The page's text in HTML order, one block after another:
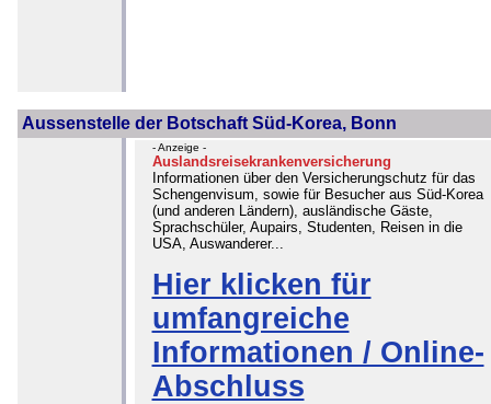
Aussenstelle der Botschaft Süd-Korea, Bonn
- Anzeige -
Auslandsreisekrankenversicherung
Informationen über den Versicherungschutz für das
Schengenvisum, sowie für Besucher aus Süd-Korea
(und anderen Ländern), ausländische Gäste,
Sprachschüler, Aupairs, Studenten, Reisen in die
USA, Auswanderer...
Hier klicken für
umfangreiche
Informationen / Online-
Abschluss